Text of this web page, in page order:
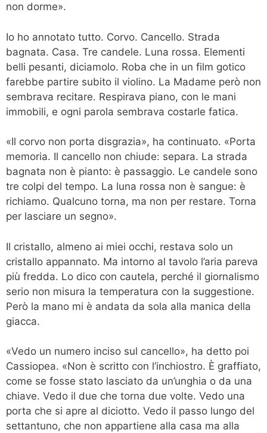
non dorme».
Io ho annotato tutto. Corvo. Cancello. Strada
bagnata. Casa. Tre candele. Luna rossa. Elementi
belli pesanti, diciamolo. Roba che in un film gotico
farebbe partire subito il violino. La Madame però non
sembrava recitare. Respirava piano, con le mani
immobili, e ogni parola sembrava costarle fatica.
«Il corvo non porta disgrazia», ha continuato. «Porta
memoria. Il cancello non chiude: separa. La strada
bagnata non è pianto: è passaggio. Le candele sono
tre colpi del tempo. La luna rossa non è sangue: è
richiamo. Qualcuno torna, ma non per restare. Torna
per lasciare un segno».
Il cristallo, almeno ai miei occhi, restava solo un
cristallo appannato. Ma intorno al tavolo l’aria pareva
più fredda. Lo dico con cautela, perché il giornalismo
serio non misura la temperatura con la suggestione.
Però la mano mi è andata da sola alla manica della
giacca.
«Vedo un numero inciso sul cancello», ha detto poi
Cassiopea. «Non è scritto con l’inchiostro. È graffiato,
come se fosse stato lasciato da un’unghia o da una
chiave. Vedo il due che torna due volte. Vedo una
porta che si apre al diciotto. Vedo il passo lungo del
settantuno, che non appartiene alla casa ma alla